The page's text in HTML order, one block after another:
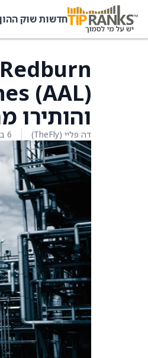
חדשות שוק
והותירו
דה פליי (TheFly) 6 במרץ 2026